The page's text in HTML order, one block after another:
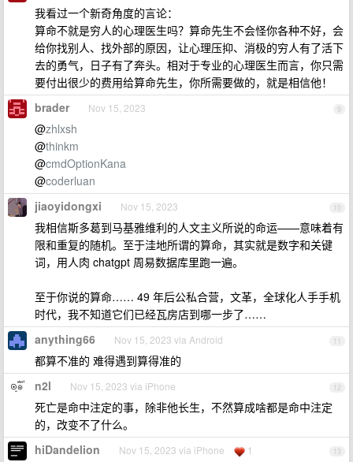
我看过一个新奇角度的言论：
算命不就是穷人的心理医生吗？算命先生不会怪你各种不好，会
给你找别人、找外部的原因，让心理压抑、消极的穷人有了活下
去的勇气，日子有了奔头。相对于专业的心理医生而言，你只需
要付出很少的费用给算命先生，你所需要做的，就是相信他！
9
brader Nov 15, 2023
@zhlxsh
@thinkm
@cmdOptionKana
@coderluan
10
jiaoyidongxi Nov 15, 2023
我相信斯多葛到马基雅维利的人文主义所说的命运——意味着有
限和重复的随机。至于洼地所谓的算命，其实就是数字和关键
词，用人肉 chatgpt 周易数据库里跑一遍。
至于你说的算命…… 49 年后公私合营，文革，全球化人手手机
时代，我不知道它们已经瓦房店到哪一步了……
11
anything66 Nov 15, 2023 via Android
都算不准的 难得遇到算得准的
12
n2l Nov 15, 2023 via iPhone
死亡是命中注定的事，除非他长生，不然算成啥都是命中注定
的，改变不了什么。
13
hiDandelion Nov 15, 2023 via iPhone 1